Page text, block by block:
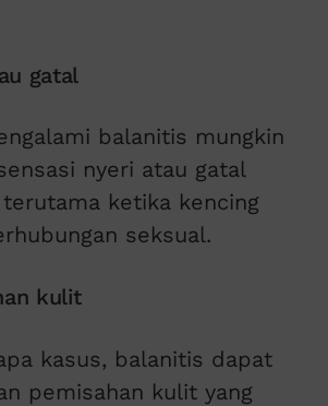
gatal
balanitis mungkin
nyeri atau gatal
ketika kencing
seksual.
kulit
kasus, balanitis dapat
pemisahan kulit yang